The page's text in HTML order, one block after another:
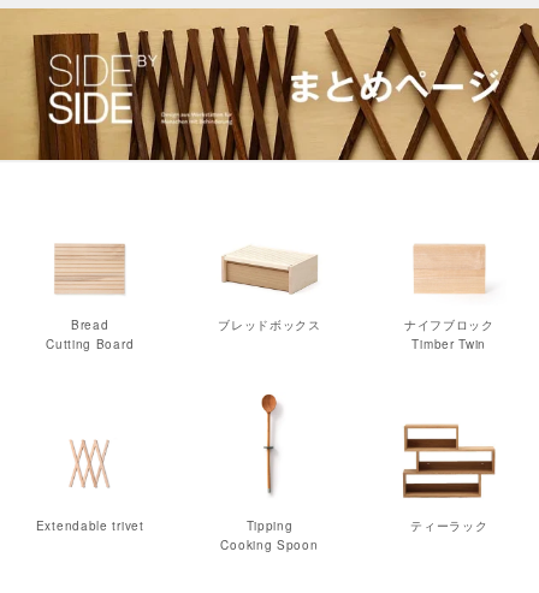
Bread
Cutting Board
ブレッドボックス
ナイフブロック
Timber Twin
Extendable trivet
Tipping
Cooking Spoon
ティーラック